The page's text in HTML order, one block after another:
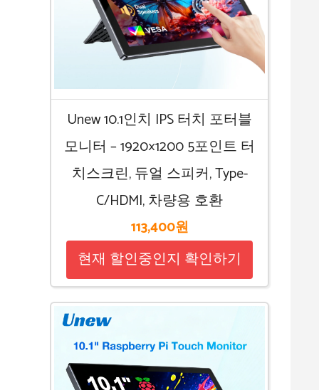
Unew 10.1인치 IPS 터치 포터블
모니터 – 1920×1200 5포인트 터
치스크린, 듀얼 스피커, Type-
C/HDMI, 차량용 호환
113,400원
현재 할인중인지 확인하기